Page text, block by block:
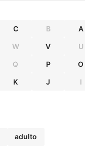
C B A
W V U
Q P O
K J I
adulto